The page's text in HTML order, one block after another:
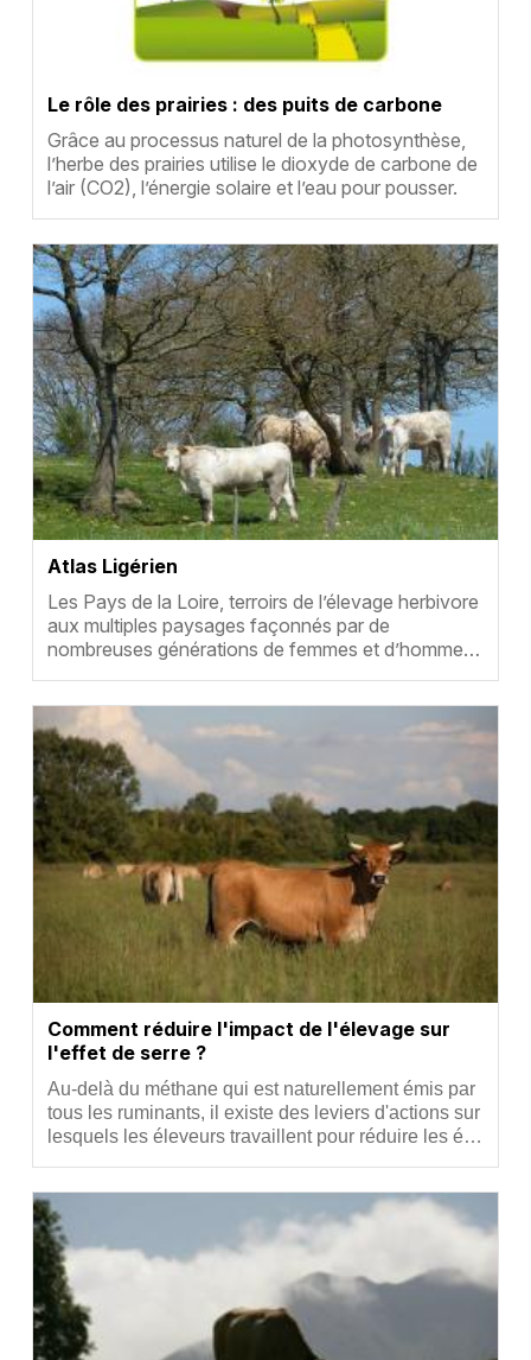
Le rôle des prairies : des puits de carbone
Résumé
Grâce au processus naturel de la photosynthèse,
l’herbe des prairies utilise le dioxyde de carbone de
l’air (CO2), l’énergie solaire et l’eau pour pousser.
Vignette
Atlas Ligérien
Résumé
Les Pays de la Loire, terroirs de l’élevage herbivore
aux multiples paysages façonnés par de
nombreuses générations de femmes et d’homme…
Vignette
Comment réduire l'impact de l'élevage sur
l'effet de serre ?
Résumé
Au-delà du méthane qui est naturellement émis par
tous les ruminants, il existe des leviers d'actions sur
lesquels les éleveurs travaillent pour réduire les é…
Vignette